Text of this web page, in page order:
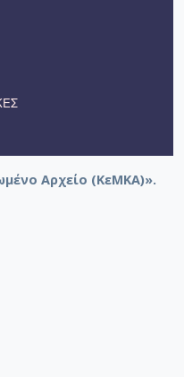
Αρχείο (ΚεΜΚΑ)».